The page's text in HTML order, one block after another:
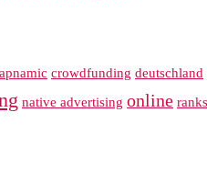
crowdfunding deutschland
native advertising online